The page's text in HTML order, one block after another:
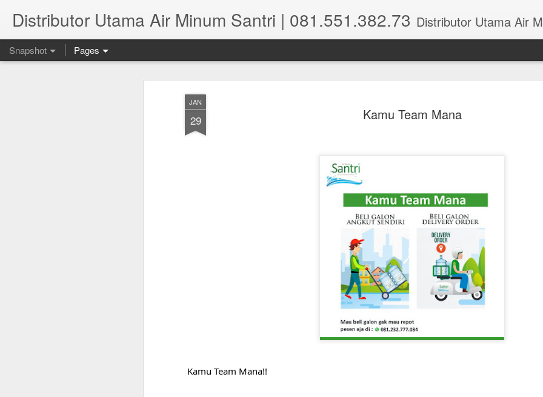
JAN
29 Kamu Team Mana
Kamu Team Mana!!
Distributor Utama Air Minum Santri | 081.551.382.73 Distributor Utama Air Mineral Santri Indonesia dipusatkan di Wisma
Snapshot Pages